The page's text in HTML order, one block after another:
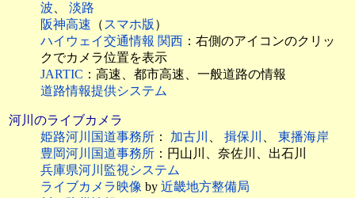
波、 淡路
阪神高速 （スマホ版 ）
ハイウェイ交通情報 関西 ：右側のアイコンのクリッ
クでカメラ位置を表示
JARTIC ：高速、都市高速、一般道路の情報
道路情報提供システム
河川のライブカメラ
姫路河川国道事務所 ： 加古川 、 揖保川 、 東播海岸
豊岡河川国道事務所 ：円山川、奈佐川、出石川
兵庫県河川監視システム
ライブカメラ映像 by 近畿地方整備局